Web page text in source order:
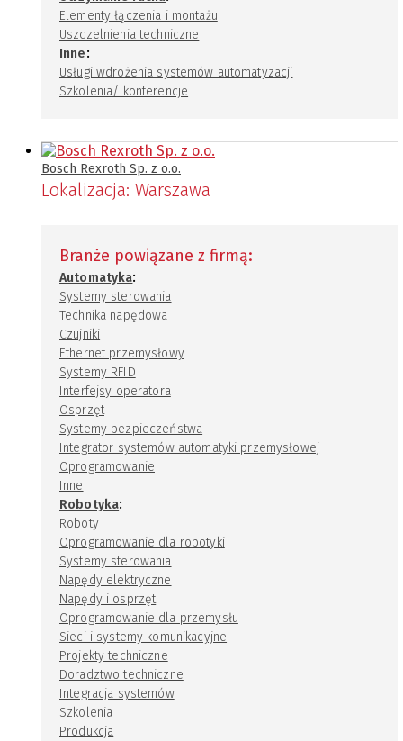
Elementy łączenia i montażu
Uszczelnienia techniczne
Inne:
Usługi wdrożenia systemów automatyzacji
Szkolenia/ konferencje
Bosch Rexroth Sp. z o.o.
Lokalizacja: Warszawa
Branże powiązane z firmą:
Automatyka:
Systemy sterowania
Technika napędowa
Czujniki
Ethernet przemysłowy
Systemy RFID
Interfejsy operatora
Osprzęt
Systemy bezpieczeństwa
Integrator systemów automatyki przemysłowej
Oprogramowanie
Inne
Robotyka:
Roboty
Oprogramowanie dla robotyki
Systemy sterowania
Napędy elektryczne
Napędy i osprzęt
Oprogramowanie dla przemysłu
Sieci i systemy komunikacyjne
Projekty techniczne
Doradztwo techniczne
Integracja systemów
Szkolenia
Produkcja